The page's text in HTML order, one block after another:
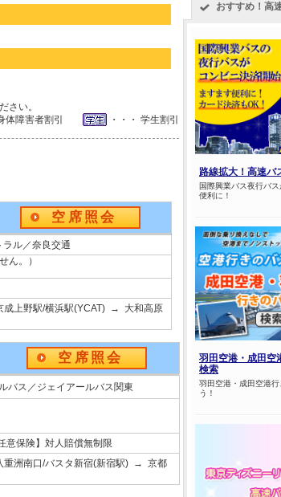
さい。
身体障害者割引
・・・ 学生割引
空席照会
ル／奈良交通
ん。）
成上野駅/横浜駅(YCAT) → 大和高原
空席照会
バス／ジェイアールバス関東
保険】対人賠償無制限
重洲南口/バスタ新宿(新宿駅) → 京都
おすすめ！高
路線拡大！高速バ
国際興業バス夜行バ
便利に！
羽田空港・成田空
検索
羽田空港・成田空港
う！